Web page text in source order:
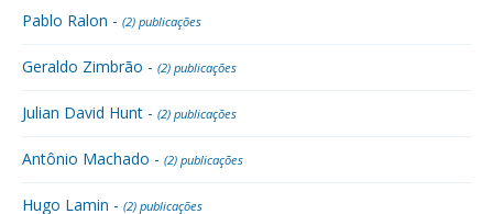
Pablo Ralon - (2) publicações
Geraldo Zimbrão - (2) publicações
Julian David Hunt - (2) publicações
Antônio Machado - (2) publicações
Hugo Lamin - (2) publicações